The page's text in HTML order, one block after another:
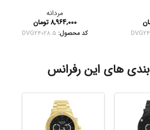
مردانه
8,964,000 تومان
کد محصول:DVG24028.5
های این رفرانس